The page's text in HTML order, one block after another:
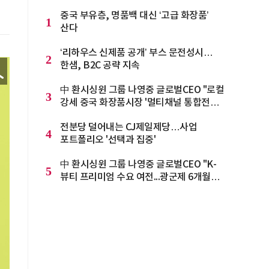
1
중국 부유층, 명품백 대신 ‘고급 화장품’
산다
2
‘리하우스 신제품 공개’ 부스 문전성시…
한샘, B2C 공략 지속
3
中 환시싱윈 그룹 나영중 글로벌CEO "로컬
강세 중국 화장품시장 '멀티채널 통합전략'
4
전분당 덜어내는 CJ제일제당…사업
포트폴리오 '선택과 집중'
5
中 환시싱윈 그룹 나영중 글로벌CEO "K-
뷰티 프리미엄 수요 여전...광군제 6개월